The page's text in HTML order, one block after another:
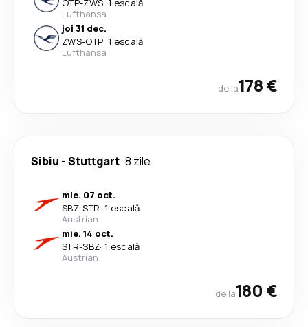
OTP-ZWS· 1 escală
Lufthansa
joi 31 dec.
ZWS-OTP· 1 escală
Lufthansa
de la178 €
Sibiu -Stuttgart 8 zile
mie. 07 oct.
SBZ-STR· 1 escală
Austrian
mie. 14 oct.
STR-SBZ· 1 escală
Austrian
de la180 €